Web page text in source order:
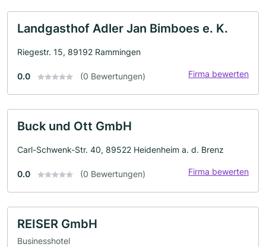
Landgasthof Adler Jan Bimboes e. K.
Riegestr. 15, 89192 Rammingen
0.0 (0 Bewertungen) Firma bewerten
Buck und Ott GmbH
Carl-Schwenk-Str. 40, 89522 Heidenheim a. d. Brenz
0.0 (0 Bewertungen) Firma bewerten
REISER GmbH
Businesshotel